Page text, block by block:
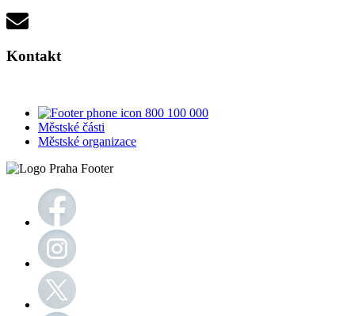
Kontakt
800 100 000
Městské části
Městské organizace